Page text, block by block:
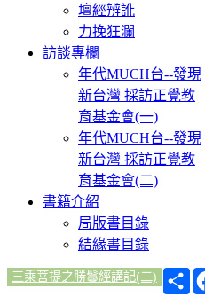
壇經辨訛
力挽狂瀾
訪談專欄
年代MUCH台--發現
新台灣 採訪正覺教
育基金會(一)
年代MUCH台--發現
新台灣 採訪正覺教
育基金會(二)
書籍介紹
局版書目錄
結緣書目錄
三乘菩提之勝鬘經講記(二)
分
享